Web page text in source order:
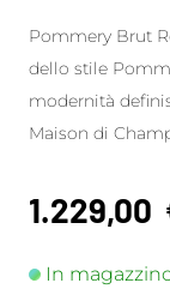
Pommery Brut
dello stile
modernità
Maison di
1.229,00
In